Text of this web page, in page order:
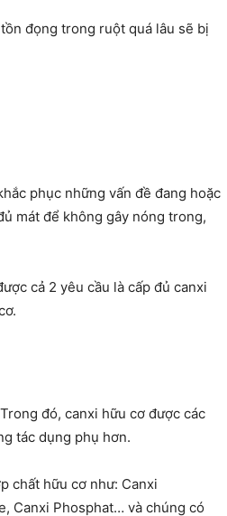
bé
đọng trong ruột quá lâu sẽ bị
phục những vấn đề đang hoặc
mát để không gây nóng trong,
cả 2 yêu cầu là cấp đủ canxi
đó, canxi hữu cơ được các
tác dụng phụ hơn.
chất hữu cơ như: Canxi
Canxi Phosphat… và chúng có